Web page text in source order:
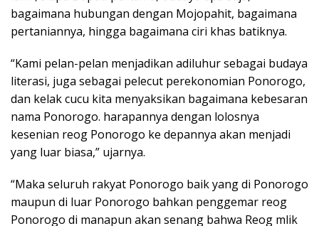
bagaimana hubungan dengan Mojopahit, bagaimana
pertaniannya, hingga bagaimana ciri khas batiknya.
“Kami pelan-pelan menjadikan adiluhur sebagai budaya
literasi, juga sebagai pelecut perekonomian Ponorogo,
dan kelak cucu kita menyaksikan bagaimana kebesaran
nama Ponorogo. harapannya dengan lolosnya
kesenian reog Ponorogo ke depannya akan menjadi
yang luar biasa,” ujarnya.
“Maka seluruh rakyat Ponorogo baik yang di Ponorogo
maupun di luar Ponorogo bahkan penggemar reog
Ponorogo di manapun akan senang bahwa Reog mlik